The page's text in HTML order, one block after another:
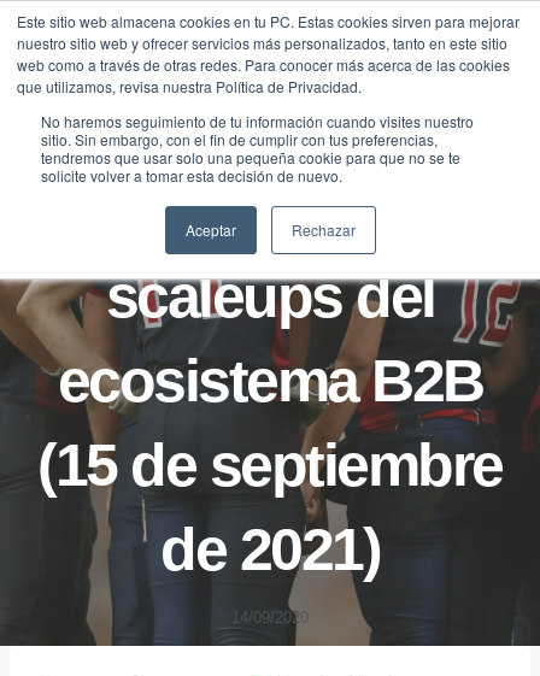
Este sitio web almacena cookies en tu PC. Estas cookies sirven para mejorar
nuestro sitio web y ofrecer servicios más personalizados, tanto en este sitio
web como a través de otras redes. Para conocer más acerca de las cookies
que utilizamos, revisa nuestra Política de Privacidad.
No haremos seguimiento de tu información cuando visites nuestro
sitio. Sin embargo, con el fin de cumplir con tus preferencias,
tendremos que usar solo una pequeña cookie para que no se te
solicite volver a tomar esta decisión de nuevo.
Aceptar Rechazar
Saltar
contenido
NOTICIAS
Noticias sobre
scaleups del
ecosistema B2B
(15 de septiembre
de 2021)
14/09/2020
Traducir »